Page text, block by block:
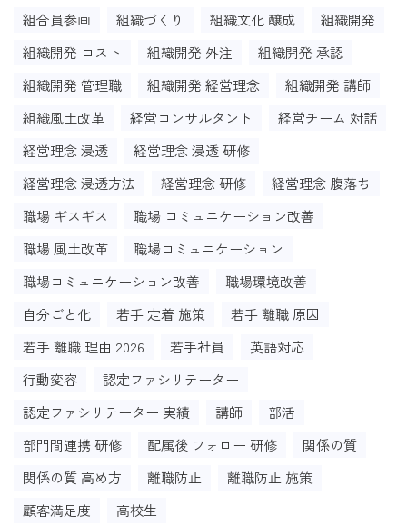
組合員参画
組織づくり 組織文化 醸成
組織開発
組織開発 コスト
組織開発 外注
組織開発 承認
組織開発 管理職
組織開発 経営理念
組織開発 講師
組織風土改革
経営コンサルタント
経営チーム 対話
経営理念 浸透
経営理念 浸透 研修
経営理念 浸透方法
経営理念 研修
経営理念 腹落ち
職場 ギスギス
職場 コミュニケーション改善
職場 風土改革
職場コミュニケーション
職場コミュニケーション改善
職場環境改善
自分ごと化
若手 定着 施策
若手 離職 原因
若手 離職 理由 2026
若手社員
英語対応
行動変容
認定ファシリテーター
認定ファシリテーター 実績
講師
部活
部門間連携 研修
配属後 フォロー 研修
関係の質
関係の質 高め方
離職防止
離職防止 施策
顧客満足度
高校生